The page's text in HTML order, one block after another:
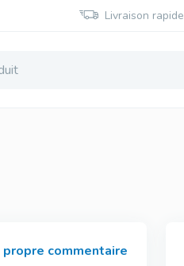
Livraison rapide
commentaire